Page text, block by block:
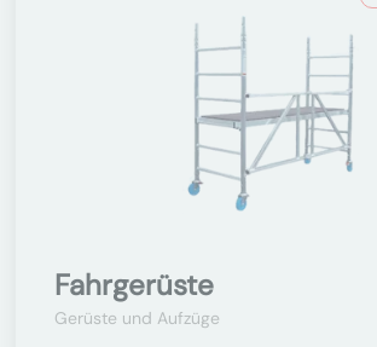
Fahrgerüste
Gerüste und Aufzüge